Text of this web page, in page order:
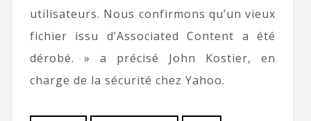
utilisateurs. Nous confirmons qu’un vieux
fichier issu d’Associated Content a été
dérobé. » a précisé John Kostier, en
charge de la sécurité chez Yahoo.